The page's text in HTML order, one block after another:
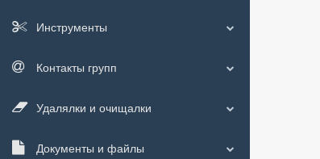
Инструменты
Контакты групп
Удалялки и очищалки
Документы и файлы